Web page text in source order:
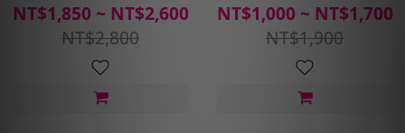
NT$1,850 ~ NT$2,600
NT$2,800
NT$1,000 ~ NT$1,700
NT$1,900